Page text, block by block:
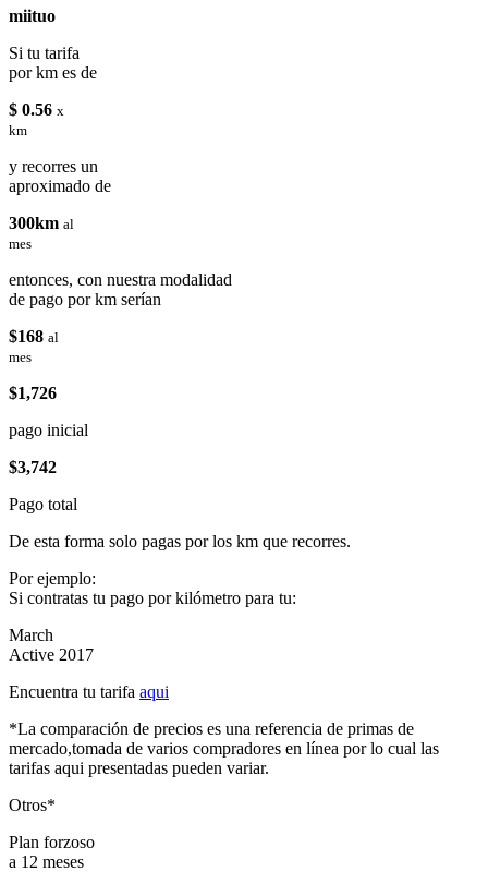
miituo
Si tu tarifa
por km es de
$ 0.56 x
km
y recorres un
aproximado de
300km al
mes
entonces, con nuestra modalidad
de pago por km serían
$168 al
mes
$1,726
pago inicial
$3,742
Pago total
De esta forma solo pagas por los km que recorres.
Por ejemplo:
Si contratas tu pago por kilómetro para tu:
March
Active 2017
Encuentra tu tarifa aqui
*La comparación de precios es una referencia de primas de
mercado,tomada de varios compradores en línea por lo cual las
tarifas aqui presentadas pueden variar.
Otros*
Plan forzoso
a 12 meses